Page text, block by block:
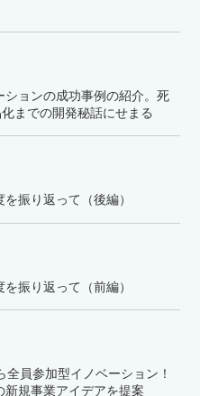
ョンの成功事例の紹介。死
までの開発秘話にせまる
振り返って（後編）
振り返って（前編）
員参加型イノベーション！
新規事業アイデアを提案